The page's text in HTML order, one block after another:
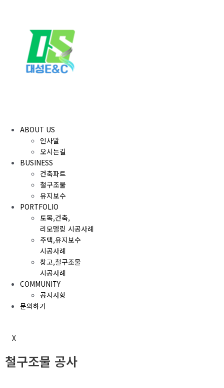
ABOUT US
인사말
오시는길
BUSINESS
건축파트
철구조물
유지보수
PORTFOLIO
토목,건축,
리모델링 시공사례
주택,유지보수
시공사례
창고,철구조물
시공사례
COMMUNITY
공지사항
문의하기
X
철구조물 공사